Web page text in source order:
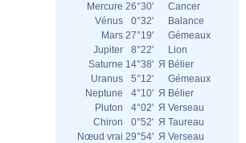
Mercure 26°30'
Cancer
Vénus
0°32'
Balance
Mars 27°19'
Gémeaux
Jupiter
8°22'
Lion
Saturne 14°38' Я Bélier
Uranus
5°12'
Gémeaux
Neptune
4°10' Я Bélier
Pluton
4°02' Я Verseau
Chiron
0°52' Я Taureau
Nœud vrai 29°54' Я Verseau